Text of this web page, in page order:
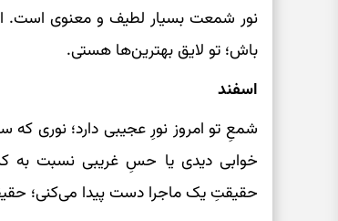
نور شمعت بسیار لطیف و معنوی است.
باش؛ تو لایق بهترین‌ها هستی.
اسفند
شمعِ تو امروز نورِ عجیبی دارد؛ نوری که
خوابی دیدی یا حسِ غریبی نسبت به
حقیقتِ یک ماجرا دست پیدا می‌کنی؛